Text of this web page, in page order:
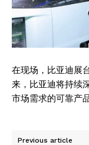
在现场，比亚迪展
来，比亚迪将持续
市场需求的可靠产
Previous article